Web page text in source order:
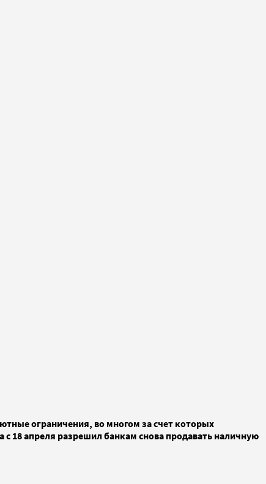
ограничения, во многом за счет которых
18 апреля разрешил банкам снова продавать наличную